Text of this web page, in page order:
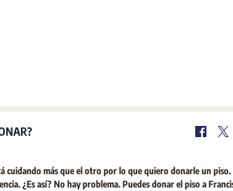
cuidando más que el otro por lo que quiero donarle un piso.
¿Es así? No hay problema. Puedes donar el piso a